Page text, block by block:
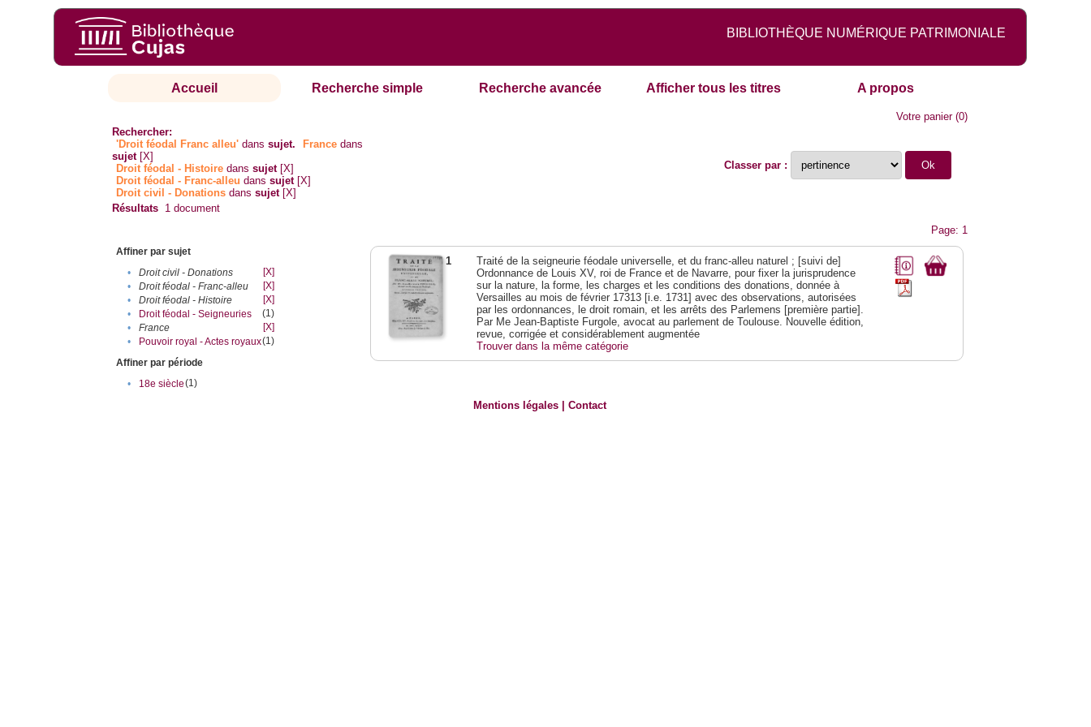
BIBLIOTHÈQUE NUMÉRIQUE PATRIMONIALE
Accueil Recherche simple Recherche avancée Afficher tous les titres A propos
Votre panier(0)
Rechercher:
'Droit féodal Franc alleu' danssujet. France dans
sujet [X]
Droit féodal - Histoire danssujet [X]
Droit féodal - Franc-alleu‎ danssujet [X]
Droit civil - Donations danssujet [X]
Classer par :
Résultats 1 document
Page: 1
Affiner par sujet
•
Droit civil - Donations
[X]
•
Droit féodal - Franc-alleu‎
[X]
•
Droit féodal - Histoire
[X]
•
Droit féodal - Seigneuries
(1)
•
France
[X]
•
Pouvoir royal - Actes royaux(1)
Affiner par période
•
18e siècle(1)
1
Traité de la seigneurie féodale universelle, et du franc-alleu naturel ; [suivi de]
Ordonnance de Louis XV, roi de France et de Navarre, pour fixer la jurisprudence
sur la nature, la forme, les charges et les conditions des donations, donnée à
Versailles au mois de février 17313 [i.e. 1731] avec des observations, autorisées
par les ordonnances, le droit romain, et les arrêts des Parlemens [première partie].
Par Me Jean-Baptiste Furgole, avocat au parlement de Toulouse. Nouvelle édition,
revue, corrigée et considérablement augmentée
Trouver dans la même catégorie
Mentions légales |Contact